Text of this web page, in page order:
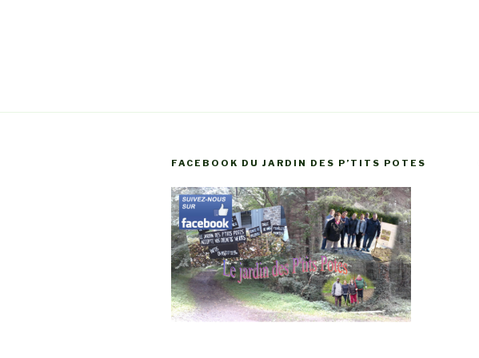
FACEBOOK DU JARDIN DES P’TITS POTES